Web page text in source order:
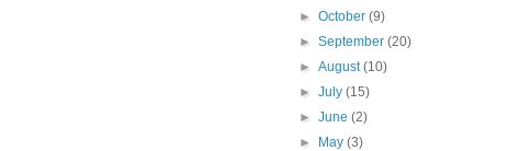
►October(9)
►September(20)
►August(10)
►July(15)
►June(2)
►
May(3)